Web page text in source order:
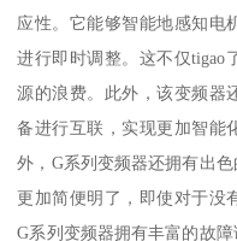
应性。它能够智能地感知电
进行即时调整。这不仅tigao
源的浪费。此外，该变频器
备进行互联，实现更加智能
外，G系列变频器还拥有出
更加简便明了，即使对于没
G系列变频器拥有丰富的故